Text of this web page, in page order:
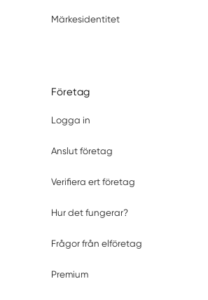
Märkesidentitet
Företag
Logga in
Anslut företag
Verifiera ert företag
Hur det fungerar?
Frågor från elföretag
Premium